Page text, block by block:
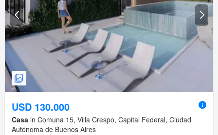
USD 130.000
Casa in Comuna 15, Villa Crespo, Capital Federal, Ciudad
Autónoma de Buenos Aires